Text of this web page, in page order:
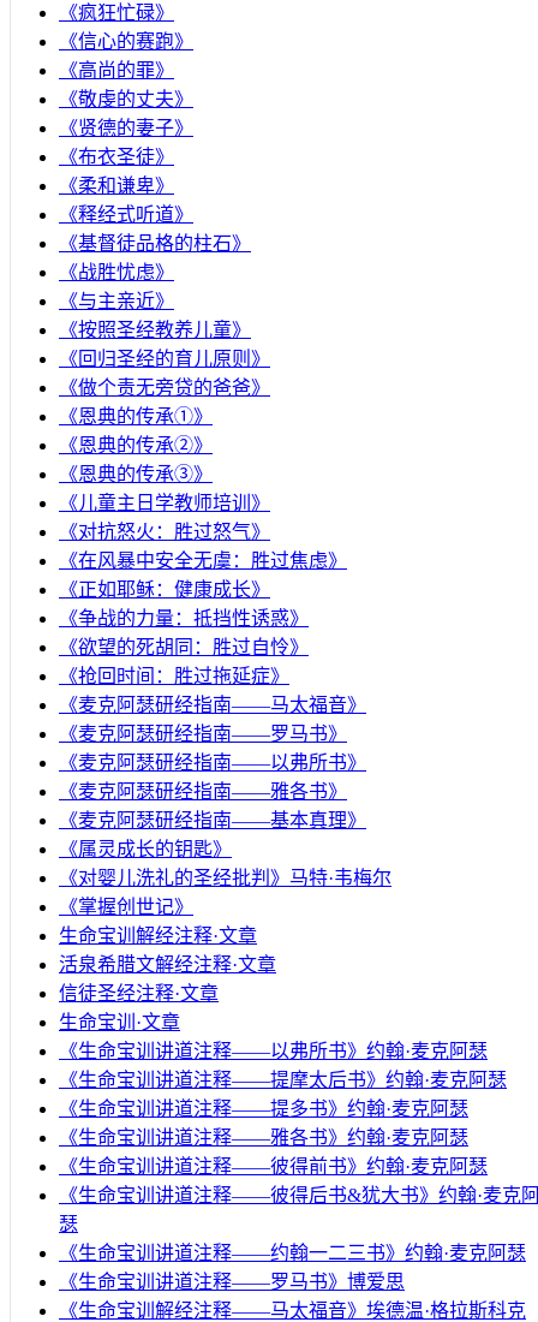
《疯狂忙碌》
《信心的赛跑》
《高尚的罪》
《敬虔的丈夫》
《贤德的妻子》
《布衣圣徒》
《柔和谦卑》
《释经式听道》
《基督徒品格的柱石》
《战胜忧虑》
《与主亲近》
《按照圣经教养儿童》
《回归圣经的育儿原则》
《做个责无旁贷的爸爸》
《恩典的传承①》
《恩典的传承②》
《恩典的传承③》
《儿童主日学教师培训》
《对抗怒火：胜过怒气》
《在风暴中安全无虞：胜过焦虑》
《正如耶稣：健康成长》
《争战的力量：抵挡性诱惑》
《欲望的死胡同：胜过自怜》
《抢回时间：胜过拖延症》
《麦克阿瑟研经指南——马太福音》
《麦克阿瑟研经指南——罗马书》
《麦克阿瑟研经指南——以弗所书》
《麦克阿瑟研经指南——雅各书》
《麦克阿瑟研经指南——基本真理》
《属灵成长的钥匙》
《对婴儿洗礼的圣经批判》马特·韦梅尔
《掌握创世记》
生命宝训解经注释·文章
活泉希腊文解经注释·文章
信徒圣经注释·文章
生命宝训·文章
《生命宝训讲道注释——以弗所书》约翰·麦克阿瑟
《生命宝训讲道注释——提摩太后书》约翰·麦克阿瑟
《生命宝训讲道注释——提多书》约翰·麦克阿瑟
《生命宝训讲道注释——雅各书》约翰·麦克阿瑟
《生命宝训讲道注释——彼得前书》约翰·麦克阿瑟
《生命宝训讲道注释——彼得后书&犹大书》约翰·麦克
瑟
《生命宝训讲道注释——约翰一二三书》约翰·麦克阿瑟
《生命宝训讲道注释——罗马书》博爱思
《生命宝训解经注释——马太福音》埃德温·格拉斯科克